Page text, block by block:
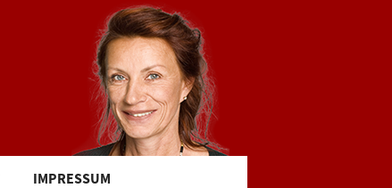
IMPRESSUM